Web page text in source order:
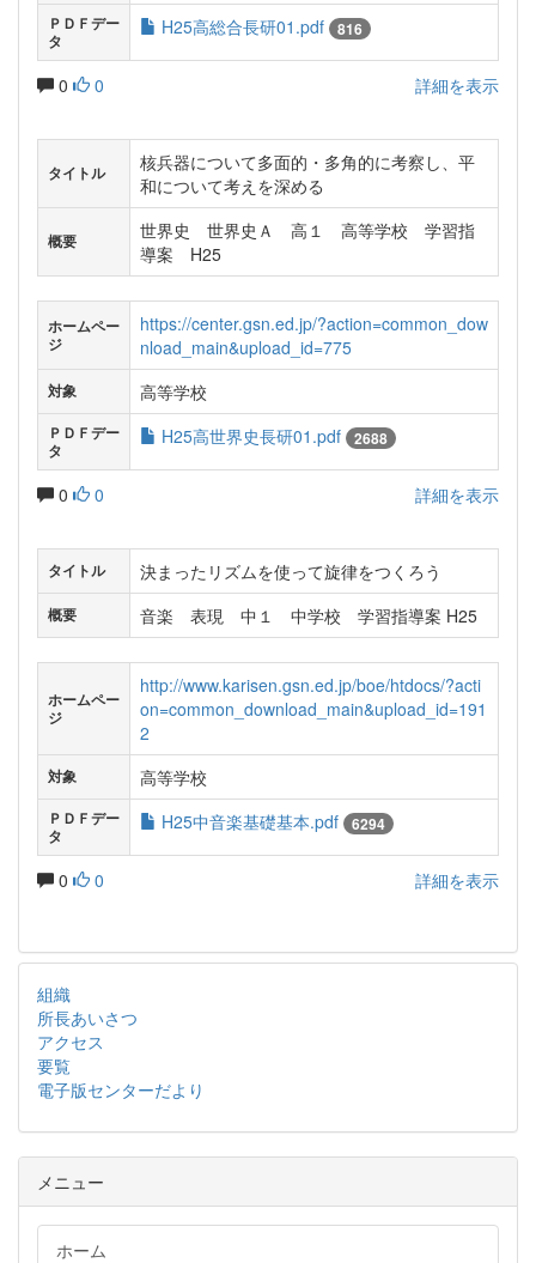
ＰＤＦデー
タ
H25高総合長研01.pdf 816
0 0 詳細を表示
タイトル
核兵器について多面的・多角的に考察し、平
和について考えを深める
概要
世界史 世界史Ａ 高１ 高等学校 学習指
導案 H25
ホームペー
ジ
https://center.gsn.ed.jp/?action=common_dow
nload_main&upload_id=775
対象 高等学校
ＰＤＦデー
タ
H25高世界史長研01.pdf 2688
0 0 詳細を表示
タイトル 決まったリズムを使って旋律をつくろう
概要 音楽 表現 中１ 中学校 学習指導案 H25
ホームペー
ジ
http://www.karisen.gsn.ed.jp/boe/htdocs/?acti
on=common_download_main&upload_id=191
2
対象 高等学校
ＰＤＦデー
タ
H25中音楽基礎基本.pdf 6294
0 0 詳細を表示
組織
所長あいさつ
アクセス
要覧
電子版センターだより
メニュー
ホーム